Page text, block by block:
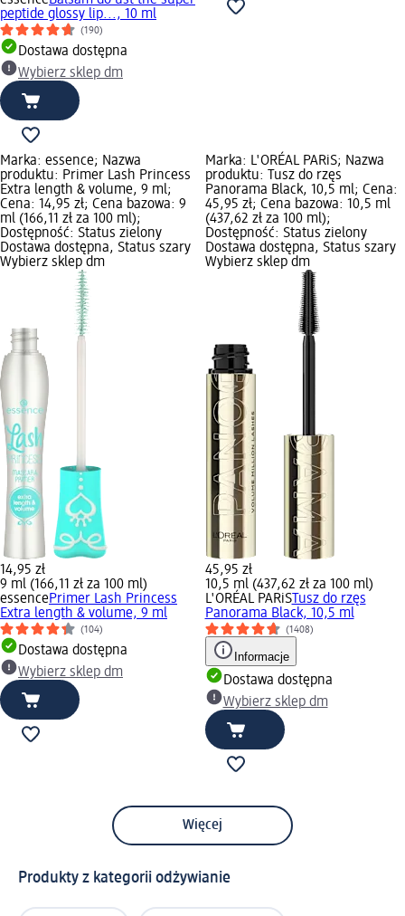
peptide glossy lip..., 10 ml
(190)
Dostawa dostępna
Wybierz sklep dm
Marka: essence; Nazwa
produktu: Primer Lash Princess
Extra length & volume, 9 ml;
Cena: 14,95 zł; Cena bazowa: 9
ml (166,11 zł za 100 ml);
Dostępność: Status zielony
Dostawa dostępna, Status szary
Wybierz sklep dm
14,95 zł
9 ml (166,11 zł za 100 ml)
essencePrimer Lash Princess
Extra length & volume, 9 ml
(104)
Dostawa dostępna
Wybierz sklep dm
Marka: L'ORÉAL PARiS; Nazwa
produktu: Tusz do rzęs
Panorama Black, 10,5 ml; Cena:
45,95 zł; Cena bazowa: 10,5 ml
(437,62 zł za 100 ml);
Dostępność: Status zielony
Dostawa dostępna, Status szary
Wybierz sklep dm
45,95 zł
10,5 ml (437,62 zł za 100 ml)
L'ORÉAL PARiSTusz do rzęs
Panorama Black, 10,5 ml
(1408)
Informacje
Dostawa dostępna
Wybierz sklep dm
Więcej
Produkty z kategorii odżywianie